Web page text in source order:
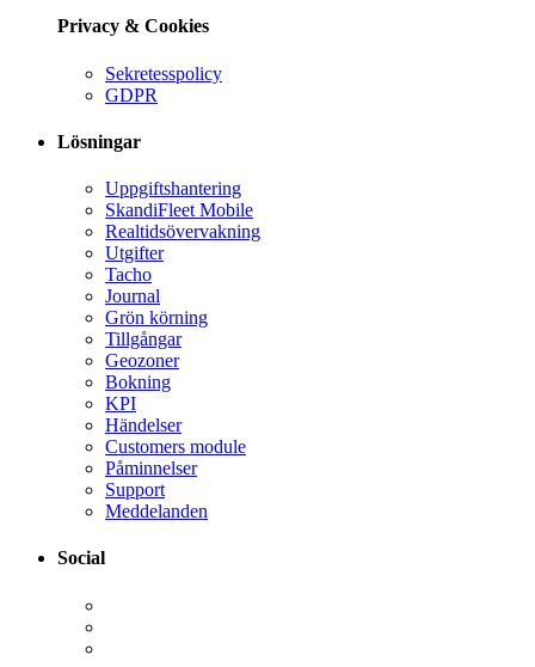
Privacy & Cookies
Sekretesspolicy
GDPR
Lösningar
Uppgiftshantering
SkandiFleet Mobile
Realtidsövervakning
Utgifter
Tacho
Journal
Grön körning
Tillgångar
Geozoner
Bokning
KPI
Händelser
Customers module
Påminnelser
Support
Meddelanden
Social